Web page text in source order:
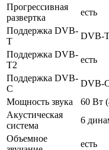
Прогрессивная
развертка
есть
Поддержка DVB-
T
DVB-
Поддержка DVB-
T2
есть
Поддержка DVB-
C
DVB-
Мощность звука
60 Вт
Акустическая
система
6
Объемное
есть